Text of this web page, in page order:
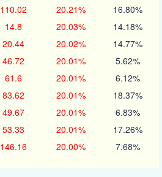
110.02 20.21% 16.80%
14.8 20.03% 14.18%
20.44 20.02% 14.77%
46.72 20.01% 5.62%
61.6 20.01% 6.12%
83.62 20.01% 18.37%
49.67 20.01% 6.83%
53.33 20.01% 17.26%
146.16 20.00% 7.68%